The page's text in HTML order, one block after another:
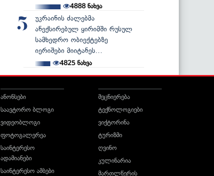
4888ნახვა
5
უკრაინის ძალებმა
ანექსირებულ ყირიმში რუსულ
სამხედრო ობიექტებზე
იერიშები მიიტანეს...
4825 ნახვა
ანონსები
საავტორო ბლოგი
ვიდეობლოგი
ფოტოგალერეა
საინტერესო
ადამიანები
საინტერესო ამბები
მეცნიერება
ტექნოლოგიები
ვიქტორინა
ტურიზმი
ღვინო
კულინარია
მართლწერის